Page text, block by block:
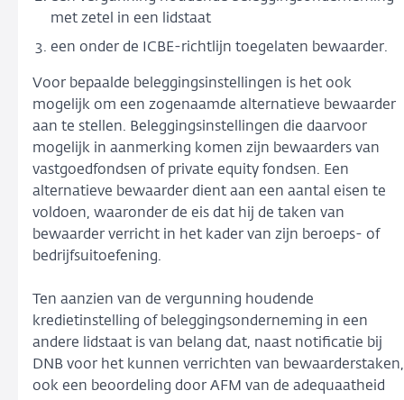
met zetel in een lidstaat
een onder de ICBE-richtlijn toegelaten bewaarder.
Voor bepaalde beleggingsinstellingen is het ook
mogelijk om een zogenaamde alternatieve bewaarder
aan te stellen. Beleggingsinstellingen die daarvoor
mogelijk in aanmerking komen zijn bewaarders van
vastgoedfondsen of private equity fondsen. Een
alternatieve bewaarder dient aan een aantal eisen te
voldoen, waaronder de eis dat hij de taken van
bewaarder verricht in het kader van zijn beroeps- of
bedrijfsuitoefening.
Ten aanzien van de vergunning houdende
kredietinstelling of beleggingsonderneming in een
andere lidstaat is van belang dat, naast notificatie bij
DNB voor het kunnen verrichten van bewaarderstaken,
ook een beoordeling door AFM van de adequaatheid